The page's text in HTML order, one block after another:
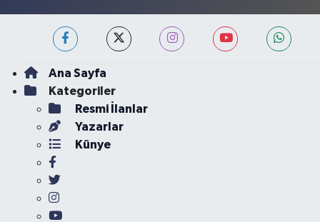
Ana Sayfa
Kategoriler
Resmi İlanlar
Yazarlar
Künye